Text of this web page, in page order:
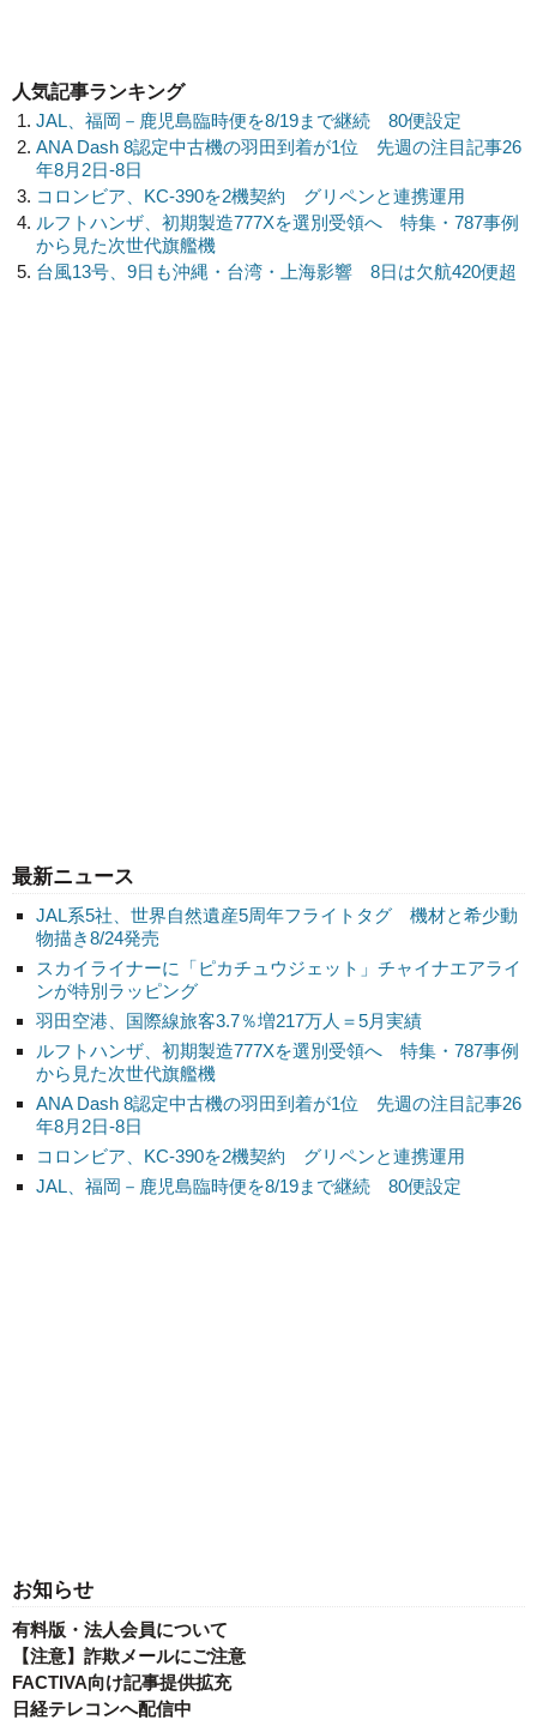
最新ニュース
JAL系5社、世界自然遺産5周年フライトタグ 機材と希少動
物描き8/24発売
スカイライナーに「ピカチュウジェット」チャイナエアライ
ンが特別ラッピング
羽田空港、国際線旅客3.7％増217万人＝5月実績
ルフトハンザ、初期製造777Xを選別受領へ 特集・787事例
から見た次世代旗艦機
ANA Dash 8認定中古機の羽田到着が1位 先週の注目記事26
年8月2日-8日
コロンビア、KC-390を2機契約 グリペンと連携運用
JAL、福岡－鹿児島臨時便を8/19まで継続 80便設定
お知らせ
有料版・法人会員について
【注意】詐欺メールにご注意
FACTIVA向け記事提供拡充
日経テレコンへ配信中
人気記事ランキング
JAL、福岡－鹿児島臨時便を8/19まで継続 80便設定
ANA Dash 8認定中古機の羽田到着が1位 先週の注目記事26
年8月2日-8日
コロンビア、KC-390を2機契約 グリペンと連携運用
ルフトハンザ、初期製造777Xを選別受領へ 特集・787事例
から見た次世代旗艦機
台風13号、9日も沖縄・台湾・上海影響 8日は欠航420便超